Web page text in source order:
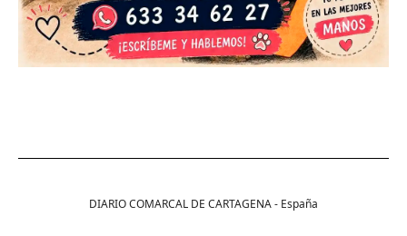
DIARIO COMARCAL DE CARTAGENA - España